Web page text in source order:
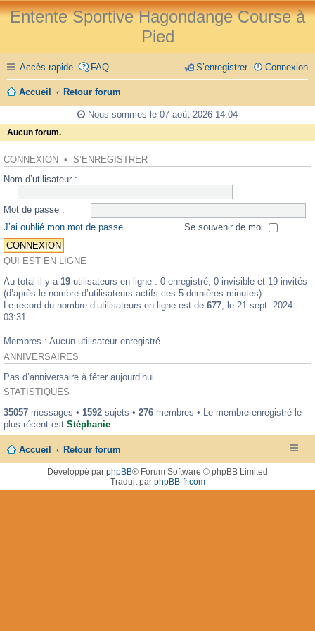
Entente Sportive Hagondange Course à
Pied
Accès rapide FAQ Connexion
S’enregistrer
Accueil Retour forum
Nous sommes le 07 août 2026 14:04
Aucun forum.
CONNEXION • S’ENREGISTRER
Nom d’utilisateur :
Mot de passe :
J’ai oublié mon mot de passe
Se souvenir de moi
QUI EST EN LIGNE
Au total il y a 19 utilisateurs en ligne : 0 enregistré, 0 invisible et 19 invités
(d’après le nombre d’utilisateurs actifs ces 5 dernières minutes)
Le record du nombre d’utilisateurs en ligne est de 677, le 21 sept. 2024
03:31
Membres : Aucun utilisateur enregistré
ANNIVERSAIRES
Pas d’anniversaire à fêter aujourd’hui
STATISTIQUES
35057 messages • 1592 sujets • 276 membres • Le membre enregistré le
plus récent est Stéphanie.
Accueil Retour forum
Développé par phpBB® Forum Software © phpBB Limited
Traduit par phpBB-fr.com